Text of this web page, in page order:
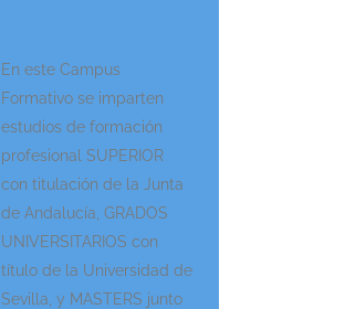
En este Campus
Formativo se imparten
estudios de formación
profesional SUPERIOR
con titulación de la Junta
de Andalucía, GRADOS
UNIVERSITARIOS con
título de la Universidad de
Sevilla, y MASTERS junto